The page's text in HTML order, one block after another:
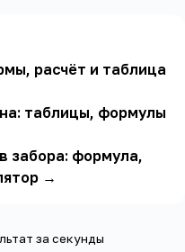
расчёт и таблица
таблицы, формулы
забора: формула,
→
за секунды